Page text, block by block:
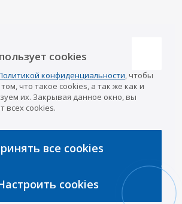
03-08
84-87
38-88-37
магазин
info@a-pricep.ru
cookies
конфиденциальности, чтобы
что такое cookies, а так же как и
их. Закрывая данное окно, вы
всех cookies.
все cookies
cookies